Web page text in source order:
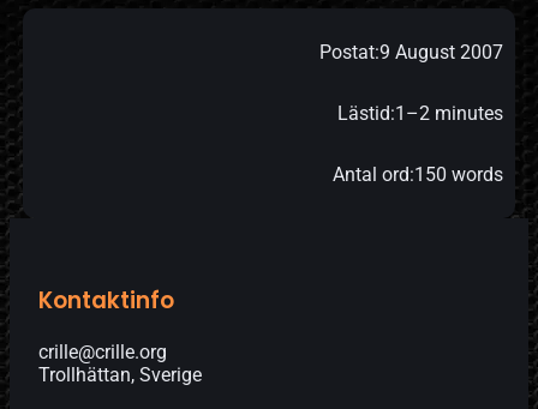
Postat:9 August 2007
Lästid:1–2 minutes
Antal ord:150 words
Kontaktinfo
crille@crille.org
Trollhättan, Sverige